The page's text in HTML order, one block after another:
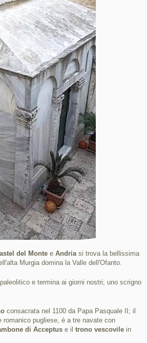
del Monte e Andriasi trova la bellissima
Murgia domina la Valle dell'Ofanto.
e termina ai giorni nostri; uno scrigno
consacrata nel 1100 da Papa Pasquale II; il
pugliese, è a tre navate con
di Acceptus e il trono vescovile in